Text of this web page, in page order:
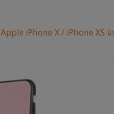
Apple iPhone X / iPhone XS